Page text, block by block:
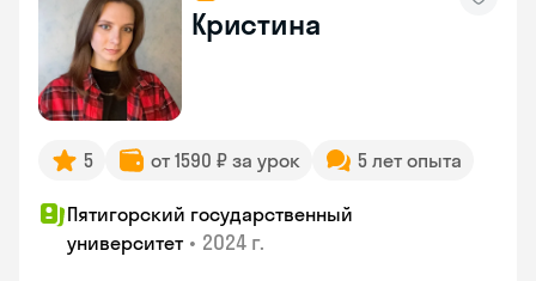
Кристина
5 от 1590 ₽ за урок 5 лет опыта
Пятигорский государственный
университет • 2024 г.